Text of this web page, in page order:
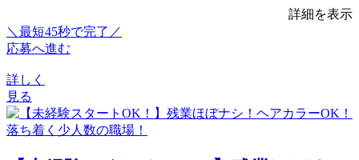
詳細を表示
＼最短45秒で完了／
応募へ進む
詳しく
見る